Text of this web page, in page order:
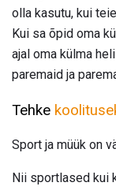
olla kasutu, kui
Kui sa õpid oma
ajal oma külma
paremaid ja
Tehke
Sport ja müük on
Nii sportlased kui